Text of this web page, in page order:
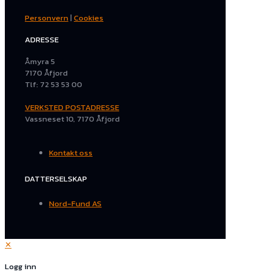
Personvern| Cookies
ADRESSE
Åmyra 5
7170 Åfjord
Tlf: 72 53 53 00
VERKSTED POSTADRESSE
Vassneset 10, 7170 Åfjord
Kontakt oss
DATTERSELSKAP
Nord-Fund AS
✕
Logg inn